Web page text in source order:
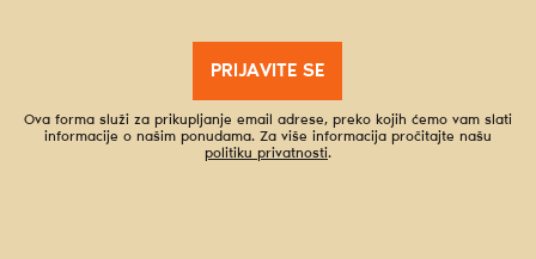
PRIJAVITE SE
Ova forma služi za prikupljanje email adrese, preko kojih ćemo vam slati
informacije o našim ponudama. Za više informacija pročitajte našu
politiku privatnosti.